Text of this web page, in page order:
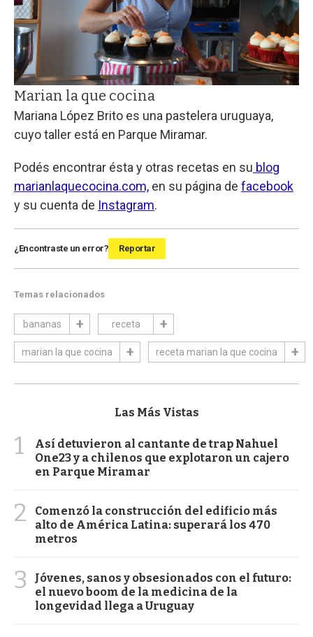
Marian la que cocina
Mariana López Brito es una pastelera uruguaya,
cuyo taller está en Parque Miramar.
Podés encontrar ésta y otras recetas en su blog
marianlaquecocina.com, en su página de facebook
y su cuenta de Instagram.
¿Encontraste un error? Reportar
Temas relacionados
bananas receta
marian la que cocina receta marian la que cocina
Las Más Vistas
1
Así detuvieron al cantante de trap Nahuel
One23 y a chilenos que explotaron un cajero
en Parque Miramar
2
Comenzó la construcción del edificio más
alto de América Latina: superará los 470
metros
3
Jóvenes, sanos y obsesionados con el futuro:
el nuevo boom de la medicina de la
longevidad llega a Uruguay